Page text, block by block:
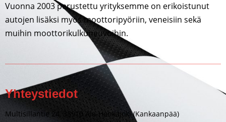
Vuonna 2003 perustettu yrityksemme on erikoistunut
autojen lisäksi myös moottoripyöriin, veneisiin sekä
muihin moottorikulkuneuvoihin.
Yhteystiedot
Multisillantie 24, 38910 Ala-Honkajoki (Kankaanpää)